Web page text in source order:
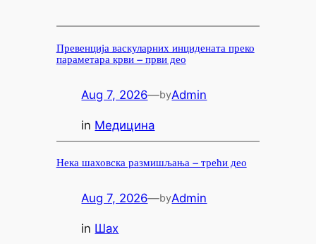
Превенција васкуларних инцидената преко
параметара крви – први део
Aug 7, 2026—byAdmin
in Медицина
Нека шаховска размишљања – трећи део
Aug 7, 2026—byAdmin
in Шах